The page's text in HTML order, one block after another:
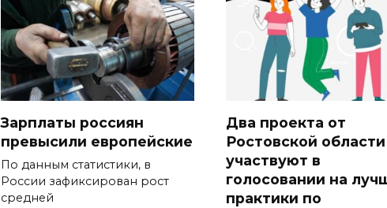
Зарплаты россиян
превысили европейские
По данным статистики, в
России зафиксирован рост
средней
Два проекта от
Ростовской области
участвуют в
голосовании на
практики по